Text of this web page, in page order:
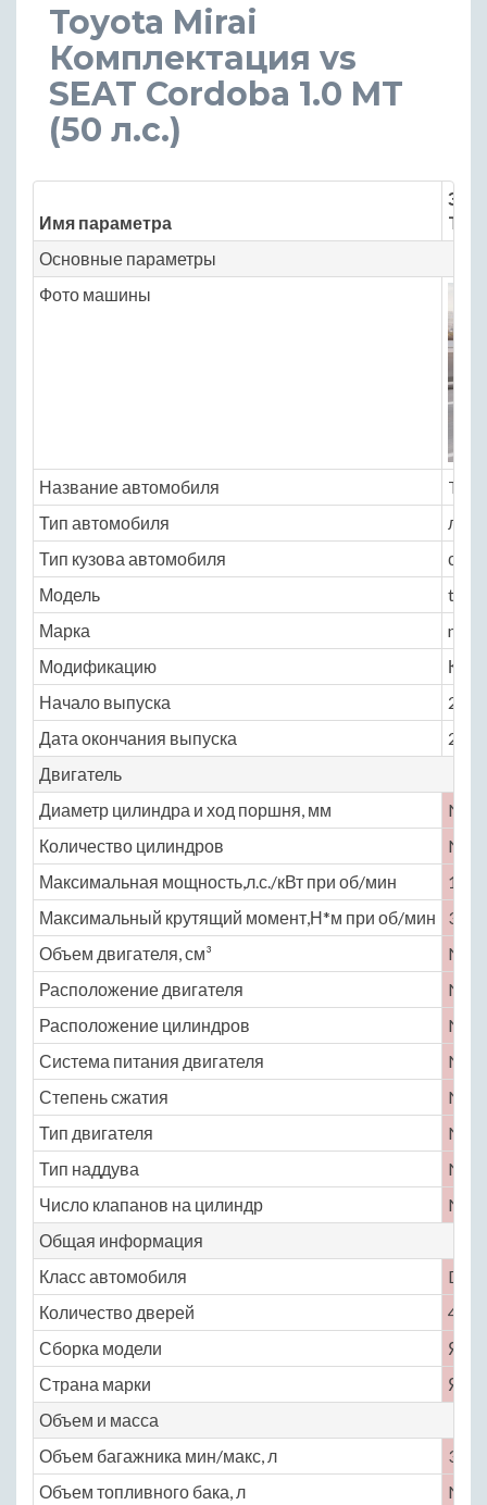
Toyota Mirai
Комплектация vs
SEAT Cordoba 1.0 MT
(50 л.с.)
Имя параметра
Основные параметры
Фото машины
Название автомобиля
Тип автомобиля
Тип кузова автомобиля
Модель
Марка
mirai
Модификацию
Начало выпуска
2015
Дата окончания выпуска
2016
Двигатель
Диаметр цилиндра и ход поршня, мм
No
Количество цилиндров
No
Максимальная мощность,л.с./кВт при об/мин
154
Максимальный крутящий момент,Н*м при об/мин
335
Объем двигателя, см³
No
Расположение двигателя
No
Расположение цилиндров
No
Система питания двигателя
No
Степень сжатия
No
Тип двигателя
No
Тип наддува
No
Число клапанов на цилиндр
No
Общая информация
Класс автомобиля
D
Количество дверей
4
Сборка модели
Страна марки
Объем и масса
Объем багажника мин/макс, л
361
Объем топливного бака, л
No